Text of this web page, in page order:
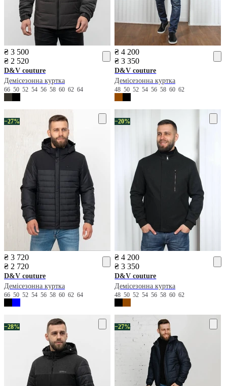
₴ 3 500
₴ 2 520
D&V couture
Демісезонна куртка
66 50 52 54 56 58 60 62 64
₴ 4 200
₴ 3 350
D&V couture
Демісезонна куртка
4850525456586062
−27%
₴ 3 720
₴ 2 720
D&V couture
Демісезонна куртка
66 50 52 54 56 58 60 62 64
−20%
₴ 4 200
₴ 3 350
D&V couture
Демісезонна куртка
4850525456586062
−28% −27%